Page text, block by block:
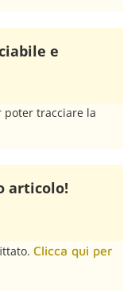
e
tracciare la
articolo!​
Clicca qui per